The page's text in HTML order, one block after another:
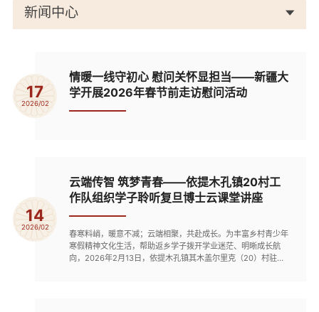
新闻中心
17
2026/02
情暖一线守初心 慰问关怀显担当——新疆大
学开展2026年春节前走访慰问活动
14
2026/02
云端传智 筑梦青春——依提木孔镇20村工
作队组织学子聆听复旦博士云课堂讲座
春寒料峭，暖意不减；云端相聚，共赴成长。为丰富乡村青少年
寒假精神文化生活，帮助返乡学子拨开学业迷茫、明晰成长航
向，2026年2月13日，依提木孔镇其木盖尔里克（20）村驻村